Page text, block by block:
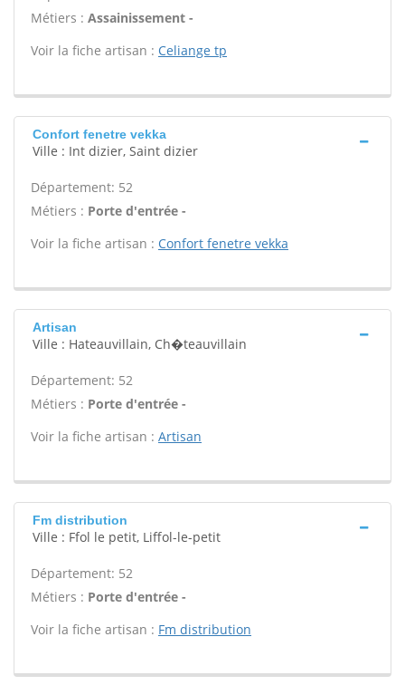
Métiers : Assainissement -
Voir la fiche artisan : Celiange tp
Confort fenetre vekka
Ville : Int dizier, Saint dizier
Département: 52
Métiers : Porte d'entrée -
Voir la fiche artisan : Confort fenetre vekka
Artisan
Ville : Hateauvillain, Ch�teauvillain
Département: 52
Métiers : Porte d'entrée -
Voir la fiche artisan : Artisan
Fm distribution
Ville : Ffol le petit, Liffol-le-petit
Département: 52
Métiers : Porte d'entrée -
Voir la fiche artisan : Fm distribution